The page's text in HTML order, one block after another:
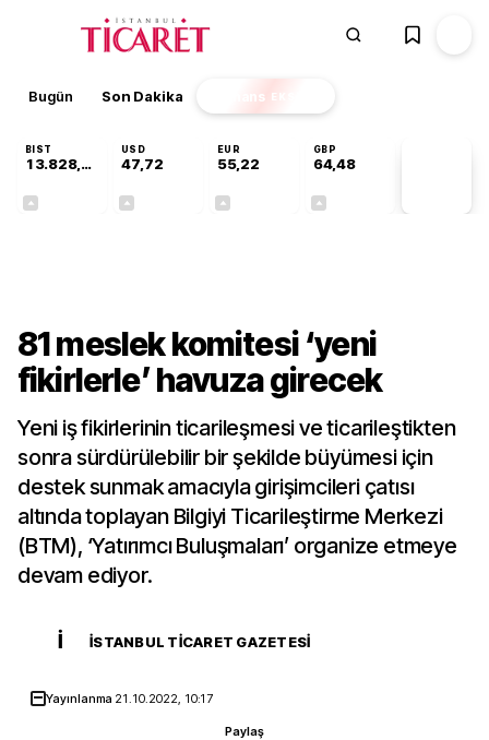
Bugün Son Dakika Finans EKSTRA
BIST
13.828,96
USD
47,72
EUR
55,22
GBP
64,48
81 meslek komitesi ‘yeni
fikirlerle’ havuza girecek
Yeni iş fikirlerinin ticarileşmesi ve ticarileştikten
sonra sürdürülebilir bir şekilde büyümesi için
destek sunmak amacıyla girişimcileri çatısı
altında toplayan Bilgiyi Ticarileştirme Merkezi
(BTM), ‘Yatırımcı Buluşmaları’ organize etmeye
devam ediyor.
İ İSTANBUL TICARET GAZETESI
Yayınlanma 21.10.2022, 10:17
Paylaş